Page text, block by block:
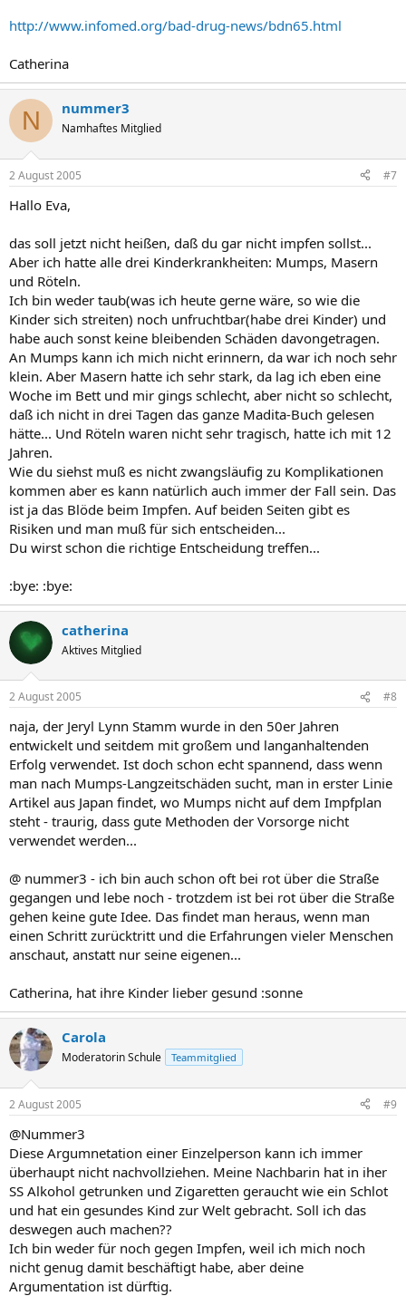
http://www.infomed.org/bad-drug-news/bdn65.html
Catherina
N nummer3
Namhaftes Mitglied
2 August 2005 #7
Hallo Eva,
das soll jetzt nicht heißen, daß du gar nicht impfen sollst...
Aber ich hatte alle drei Kinderkrankheiten: Mumps, Masern
und Röteln.
Ich bin weder taub(was ich heute gerne wäre, so wie die
Kinder sich streiten) noch unfruchtbar(habe drei Kinder) und
habe auch sonst keine bleibenden Schäden davongetragen.
An Mumps kann ich mich nicht erinnern, da war ich noch sehr
klein. Aber Masern hatte ich sehr stark, da lag ich eben eine
Woche im Bett und mir gings schlecht, aber nicht so schlecht,
daß ich nicht in drei Tagen das ganze Madita-Buch gelesen
hätte... Und Röteln waren nicht sehr tragisch, hatte ich mit 12
Jahren.
Wie du siehst muß es nicht zwangsläufig zu Komplikationen
kommen aber es kann natürlich auch immer der Fall sein. Das
ist ja das Blöde beim Impfen. Auf beiden Seiten gibt es
Risiken und man muß für sich entscheiden...
Du wirst schon die richtige Entscheidung treffen...
:bye: :bye:
catherina
Aktives Mitglied
2 August 2005 #8
naja, der Jeryl Lynn Stamm wurde in den 50er Jahren
entwickelt und seitdem mit großem und langanhaltenden
Erfolg verwendet. Ist doch schon echt spannend, dass wenn
man nach Mumps-Langzeitschäden sucht, man in erster Linie
Artikel aus Japan findet, wo Mumps nicht auf dem Impfplan
steht - traurig, dass gute Methoden der Vorsorge nicht
verwendet werden...
@ nummer3 - ich bin auch schon oft bei rot über die Straße
gegangen und lebe noch - trotzdem ist bei rot über die Straße
gehen keine gute Idee. Das findet man heraus, wenn man
einen Schritt zurücktritt und die Erfahrungen vieler Menschen
anschaut, anstatt nur seine eigenen...
Catherina, hat ihre Kinder lieber gesund :sonne
Carola
Moderatorin Schule Teammitglied
2 August 2005 #9
@Nummer3
Diese Argumnetation einer Einzelperson kann ich immer
überhaupt nicht nachvollziehen. Meine Nachbarin hat in iher
SS Alkohol getrunken und Zigaretten geraucht wie ein Schlot
und hat ein gesundes Kind zur Welt gebracht. Soll ich das
deswegen auch machen??
Ich bin weder für noch gegen Impfen, weil ich mich noch
nicht genug damit beschäftigt habe, aber deine
Argumentation ist dürftig.